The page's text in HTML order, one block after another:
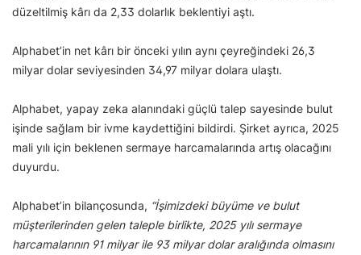
düzeltilmiş kârı da 2,33 dolarlık beklentiyi aştı.
Alphabet’in net kârı bir önceki yılın aynı çeyreğindeki 26,3
milyar dolar seviyesinden 34,97 milyar dolara ulaştı.
Alphabet, yapay zeka alanındaki güçlü talep sayesinde bulut
işinde sağlam bir ivme kaydettiğini bildirdi. Şirket ayrıca, 2025
mali yılı için beklenen sermaye harcamalarında artış olacağını
duyurdu.
Alphabet’in bilançosunda, “İşimizdeki büyüme ve bulut
müşterilerinden gelen taleple birlikte, 2025 yılı sermaye
harcamalarının 91 milyar ile 93 milyar dolar aralığında olmasını